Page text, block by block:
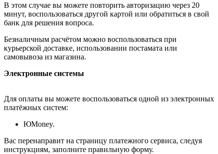
В этом случае вы можете повторить авторизацию через 20
минут, воспользоваться другой картой или обратиться в свой
банк для решения вопроса.
Безналичным расчётом можно воспользоваться при
курьерской доставке, использовании постамата или
самовывоза из магазина.
Электронные системы
Для оплаты вы можете воспользоваться одной из электронных
платёжных систем:
ЮMoney.
Вас перенаправит на страницу платежного сервиса, следуя
инструкциям, заполните правильную форму.